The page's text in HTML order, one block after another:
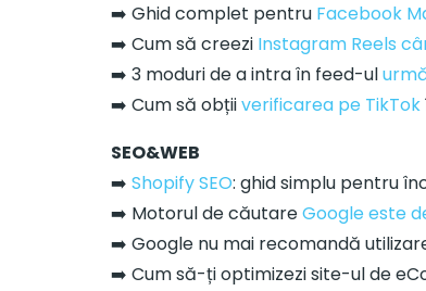
➡️ Ghid complet pentru Facebook
➡️ Cum să creezi Instagram Reels
➡️ 3 moduri de a intra în feed-ul
➡️ Cum să obțiiverificarea pe TikTok
SEO&WEB
➡️ Shopify SEO: ghid simplu pentru
➡️ Motorul de căutareGoogle este
➡️ Google nu mai recomandă
➡️ Cum să-ți optimizezi site-ul de